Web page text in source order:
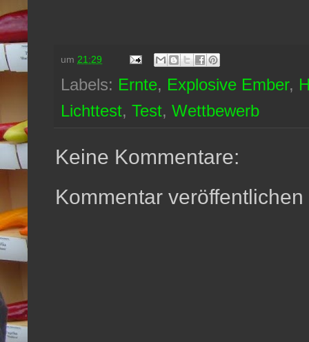
um 21:29
Labels: Ernte, Explosive Ember,
Lichttest, Test, Wettbewerb
Keine Kommentare:
Kommentar veröffentlichen